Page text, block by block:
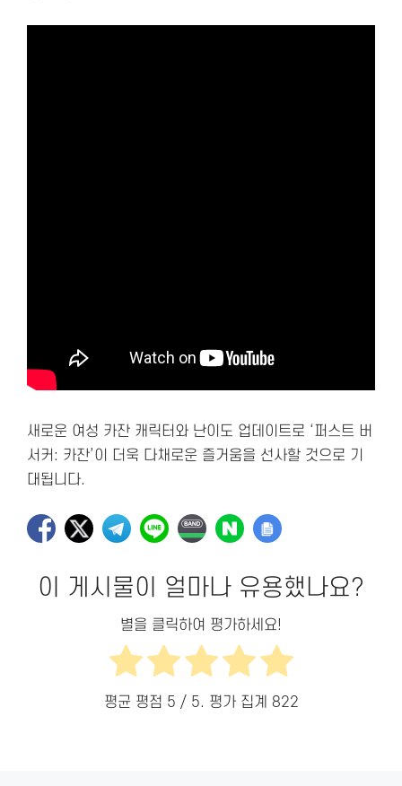
새로운 여성 카잔 캐릭터와 난이도 업데이트로 ‘퍼스트 버
서커: 카잔’이 더욱 다채로운 즐거움을 선사할 것으로 기
대됩니다.
이 게시물이 얼마나 유용했나요?
별을 클릭하여 평가하세요!
평균 평점 5 / 5. 평가 집계 822